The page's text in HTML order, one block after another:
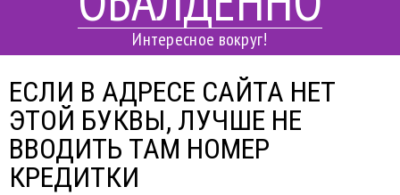
Интересное вокруг!
ЕСЛИ В АДРЕСЕ САЙТА НЕТ
ЭТОЙ БУКВЫ, ЛУЧШЕ НЕ
ВВОДИТЬ ТАМ НОМЕР
КРЕДИТКИ